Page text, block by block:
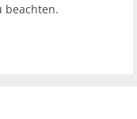
beachten.